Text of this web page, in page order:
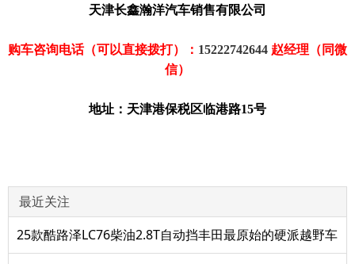
天津长鑫瀚洋汽车销售有限公司
购车咨询电话（可以直接拨打）： 15222742644 赵经理（同微
信）
地址：天津港保税区临港路15号
最近关注
25款酷路泽LC76柴油2.8T自动挡丰田最原始的硬派越野车